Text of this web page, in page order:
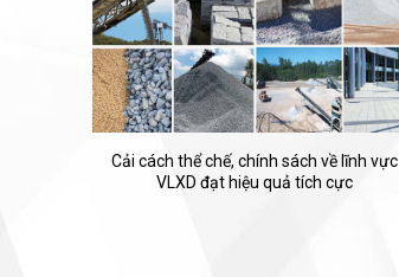
Cải cách thể chế, chính sách về lĩnh vực
VLXD đạt hiệu quả tích cực